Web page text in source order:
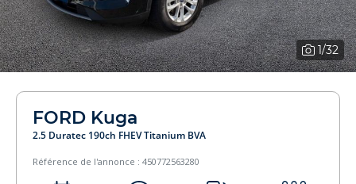
1/32
FORD Kuga
2.5 Duratec 190ch FHEV Titanium BVA
Référence de l'annonce : 450772563280